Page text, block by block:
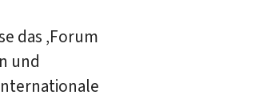
das ‚Forum
und